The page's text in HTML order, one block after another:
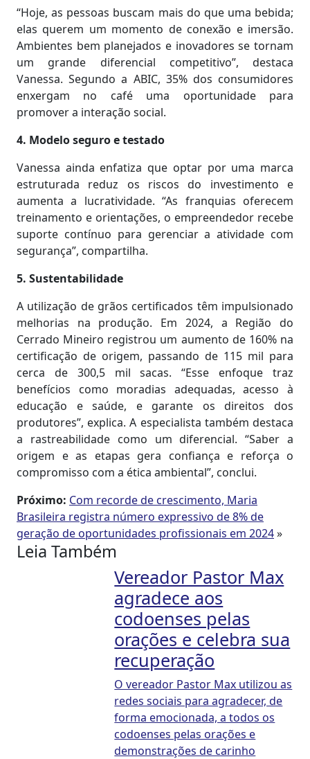
“Hoje, as pessoas buscam mais do que uma bebida;
elas querem um momento de conexão e imersão.
Ambientes bem planejados e inovadores se tornam
um grande diferencial competitivo”, destaca
Vanessa. Segundo a ABIC, 35% dos consumidores
enxergam no café uma oportunidade para
promover a interação social.
4. Modelo seguro e testado
Vanessa ainda enfatiza que optar por uma marca
estruturada reduz os riscos do investimento e
aumenta a lucratividade. “As franquias oferecem
treinamento e orientações, o empreendedor recebe
suporte contínuo para gerenciar a atividade com
segurança”, compartilha.
5. Sustentabilidade
A utilização de grãos certificados têm impulsionado
melhorias na produção. Em 2024, a Região do
Cerrado Mineiro registrou um aumento de 160% na
certificação de origem, passando de 115 mil para
cerca de 300,5 mil sacas. “Esse enfoque traz
benefícios como moradias adequadas, acesso à
educação e saúde, e garante os direitos dos
produtores”, explica. A especialista também destaca
a rastreabilidade como um diferencial. “Saber a
origem e as etapas gera confiança e reforça o
compromisso com a ética ambiental”, conclui.
Próximo: Com recorde de crescimento, Maria
Brasileira registra número expressivo de 8% de
geração de oportunidades profissionais em 2024»
Leia Também
Vereador Pastor Max
agradece aos
codoenses pelas
orações e celebra sua
recuperação
O vereador Pastor Max utilizou as
redes sociais para agradecer, de
forma emocionada, a todos os
codoenses pelas orações e
demonstrações de carinho